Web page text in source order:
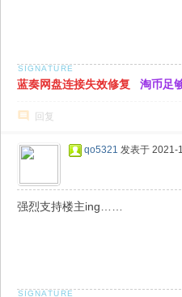
蓝奏网盘连接失效修复 淘币足
回复
qo5321 发表于 2021-
强烈支持楼主ing……